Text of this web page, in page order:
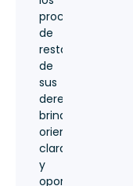
procesos
de
restablecimiento
de
sus
derechos,
brindando
orientación
clara
y
oportuna